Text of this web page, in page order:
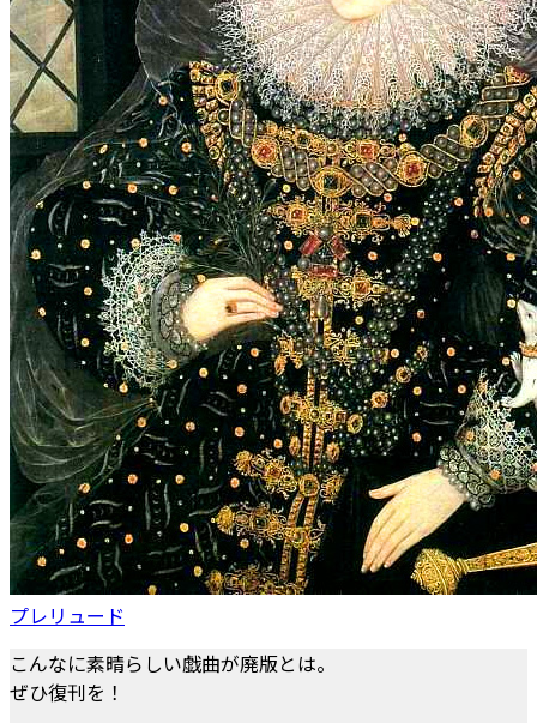
プレリュード
こんなに素晴らしい戯曲が廃版とは。
ぜひ復刊を！